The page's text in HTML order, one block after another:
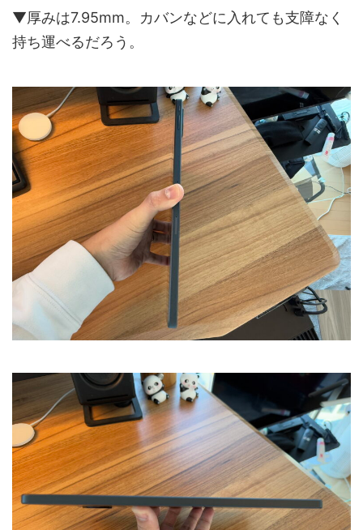
▼厚みは7.95mm。カバンなどに入れても支障なく
持ち運べるだろう。